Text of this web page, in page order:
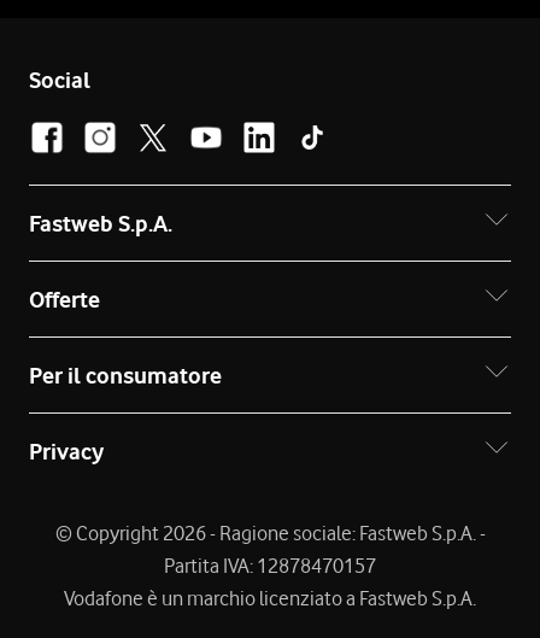
Social
Fastweb S.p.A.
Offerte
Per il consumatore
Privacy
© Copyright 2026 - Ragione sociale: Fastweb S.p.A. -
Partita IVA: 12878470157
Vodafone è un marchio licenziato a Fastweb S.p.A.